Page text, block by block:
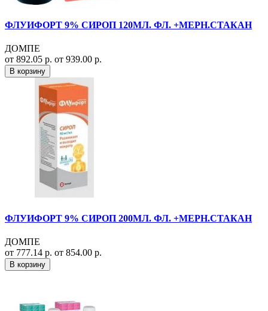
ФЛУИФОРТ 9% СИРОП 120МЛ. ФЛ. +МЕРН.СТАКАН
ДОМПЕ
от 892.05 р. от 939.00 р.
В корзину
ФЛУИФОРТ 9% СИРОП 200МЛ. ФЛ. +МЕРН.СТАКАН
ДОМПЕ
от 777.14 р. от 854.00 р.
В корзину